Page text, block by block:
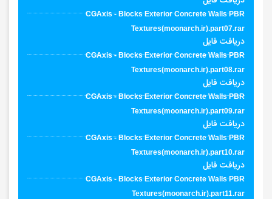
CGAxis - Blocks Exterior Concrete Walls PBR
Textures(moonarch.ir).part07.rar
دریافت فایل
CGAxis - Blocks Exterior Concrete Walls PBR
Textures(moonarch.ir).part08.rar
دریافت فایل
CGAxis - Blocks Exterior Concrete Walls PBR
Textures(moonarch.ir).part09.rar
دریافت فایل
CGAxis - Blocks Exterior Concrete Walls PBR
Textures(moonarch.ir).part10.rar
دریافت فایل
CGAxis - Blocks Exterior Concrete Walls PBR
Textures(moonarch.ir).part11.rar